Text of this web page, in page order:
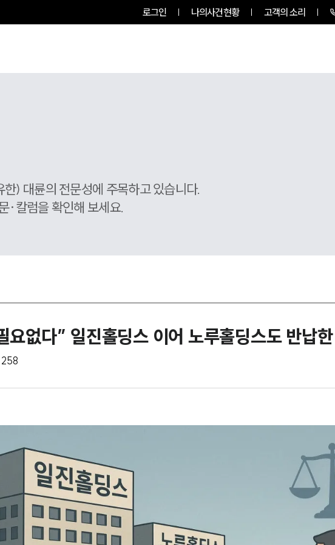
로그인 나의사건현황 고객의 소리
) 대륜의 전문성에 주목하고 있습니다.
·칼럼을 확인해 보세요.
없다” 일진홀딩스 이어 노루홀딩스도 반납
258